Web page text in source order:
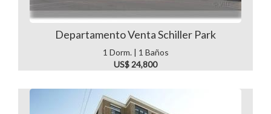
Departamento Venta Schiller Park
1 Dorm. | 1 Baños
US$ 24,800